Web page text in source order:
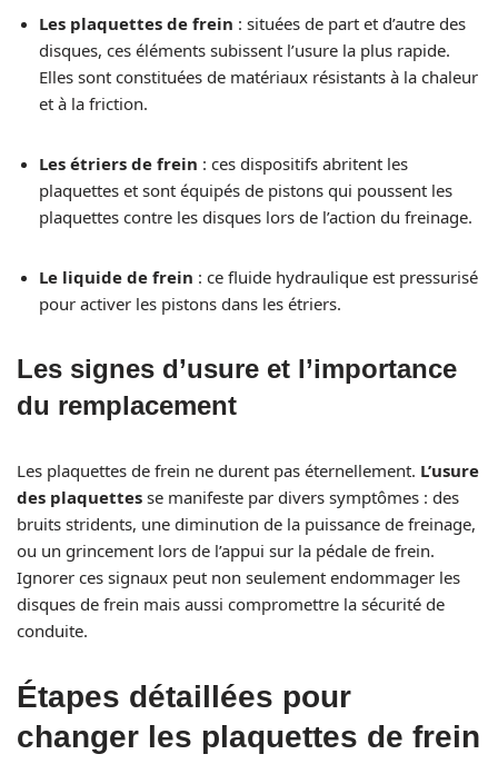
Les plaquettes de frein : situées de part et d’autre des
disques, ces éléments subissent l’usure la plus rapide.
Elles sont constituées de matériaux résistants à la chaleur
et à la friction.
Les étriers de frein : ces dispositifs abritent les
plaquettes et sont équipés de pistons qui poussent les
plaquettes contre les disques lors de l’action du freinage.
Le liquide de frein : ce fluide hydraulique est pressurisé
pour activer les pistons dans les étriers.
Les signes d’usure et l’importance
du remplacement
Les plaquettes de frein ne durent pas éternellement. L’usure
des plaquettes se manifeste par divers symptômes : des
bruits stridents, une diminution de la puissance de freinage,
ou un grincement lors de l’appui sur la pédale de frein.
Ignorer ces signaux peut non seulement endommager les
disques de frein mais aussi compromettre la sécurité de
conduite.
Étapes détaillées pour
changer les plaquettes de frein